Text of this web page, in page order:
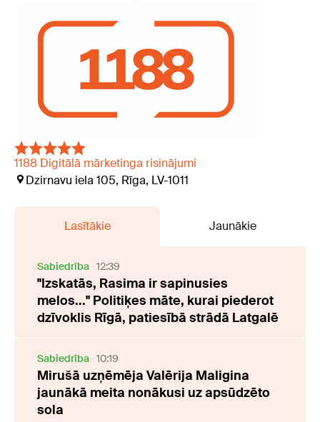
1188 Digitālā mārketinga risinājumi
Dzirnavu iela 105, Rīga, LV-1011
Lasītākie Jaunākie
Sabiedrība 12:39
"Izskatās, Rasima ir sapinusies
melos..." Politiķes māte, kurai piederot
dzīvoklis Rīgā, patiesībā strādā Latgalē
Sabiedrība 10:19
Mirušā uzņēmēja Valērija Maligina
jaunākā meita nonākusi uz apsūdzēto
sola